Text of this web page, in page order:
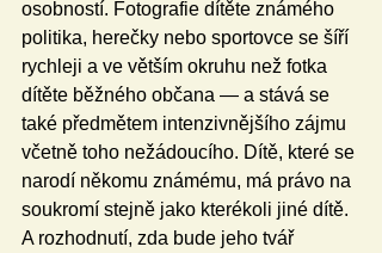
osobností. Fotografie dítěte známého
politika, herečky nebo sportovce se šíří
rychleji a ve větším okruhu než fotka
dítěte běžného občana — a stává se
také předmětem intenzivnějšího zájmu
včetně toho nežádoucího. Dítě, které se
narodí někomu známému, má právo na
soukromí stejně jako kterékoli jiné dítě.
A rozhodnutí, zda bude jeho tvář